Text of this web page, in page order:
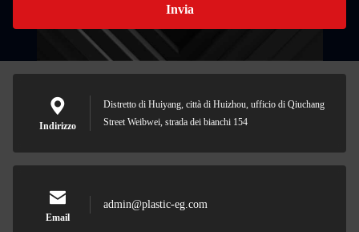
Invia
Indirizzo
Distretto di Huiyang, città di Huizhou, ufficio di Qiuchang
Street Weibwei, strada dei bianchi 154
Email
admin@plastic-eg.com